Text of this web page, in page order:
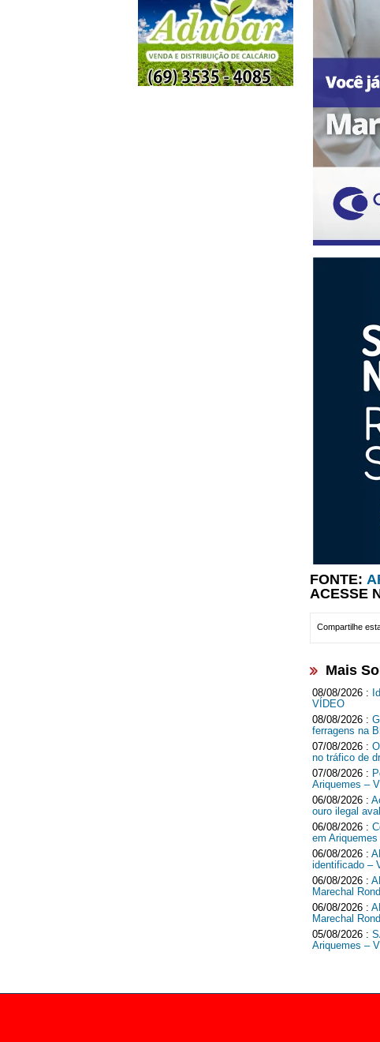
FONTE:
ACESSE
Compartilhe
Mais
08/08/2026 :
VÍDEO
08/08/2026 :
ferragens na
07/08/2026 :
no tráfico de
07/08/2026 :
Ariquemes –
06/08/2026 :
ouro ilegal
06/08/2026 :
em
06/08/2026 :
identificado –
06/08/2026 :
Marechal
06/08/2026 :
Marechal
05/08/2026 :
Ariquemes –